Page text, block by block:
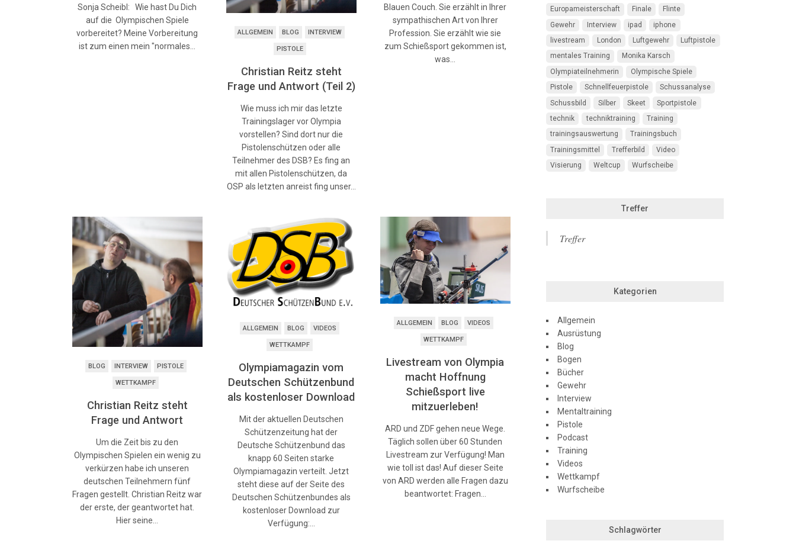
Sonja Scheibl: Wie hast Du Dich
auf die Olympischen Spiele
vorbereitet? Meine Vorbereitung
ist zum einen mein "normales…
ALLGEMEIN BLOG INTERVIEW
PISTOLE
Christian Reitz steht
Frage und Antwort (Teil 2)
Wie muss ich mir das letzte
Trainingslager vor Olympia
vorstellen? Sind dort nur die
Pistolenschützen oder alle
Teilnehmer des DSB? Es fing an
mit allen Pistolenschützen, da
OSP als letzten anreist fing unser…
Blauen Couch. Sie erzählt in Ihrer
sympathischen Art von Ihrer
Profession. Sie erzählt wie sie
zum Schießsport gekommen ist,
was…
BLOG INTERVIEW PISTOLE
WETTKAMPF
Christian Reitz steht
Frage und Antwort
Um die Zeit bis zu den
Olympischen Spielen ein wenig zu
verkürzen habe ich unseren
deutschen Teilnehmern fünf
Fragen gestellt. Christian Reitz war
der erste, der geantwortet hat.
Hier seine…
ALLGEMEIN BLOG VIDEOS
WETTKAMPF
Olympiamagazin vom
Deutschen Schützenbund
als kostenloser Download
Mit der aktuellen Deutschen
Schützenzeitung hat der
Deutsche Schützenbund das
knapp 60 Seiten starke
Olympiamagazin verteilt. Jetzt
steht diese auf der Seite des
Deutschen Schützenbundes als
kostenloser Download zur
Verfügung:…
ALLGEMEIN BLOG VIDEOS
WETTKAMPF
Livestream von Olympia
macht Hoffnung
Schießsport live
mitzuerleben!
ARD und ZDF gehen neue Wege.
Täglich sollen über 60 Stunden
Livestream zur Verfügung! Man
wie toll ist das! Auf dieser Seite
von ARD werden alle Fragen dazu
beantwortet: Fragen…
Europameisterschaft
Finale
Flinte
Gewehr
Interview ipad
iphone
livestream
London Luftgewehr
Luftpistole
mentales Training
Monika Karsch
Olympiateilnehmerin
Olympische Spiele
Pistole
Schnellfeuerpistole
Schussanalyse
Schussbild
Silber Skeet
Sportpistole
technik
techniktraining
Training
trainingsauswertung
Trainingsbuch
Trainingsmittel
Trefferbild
Video
Visierung
Weltcup Wurfscheibe
Treffer
Treffer
Kategorien
Allgemein
Ausrüstung
Blog
Bogen
Bücher
Gewehr
Interview
Mentaltraining
Pistole
Podcast
Training
Videos
Wettkampf
Wurfscheibe
Schlagwörter